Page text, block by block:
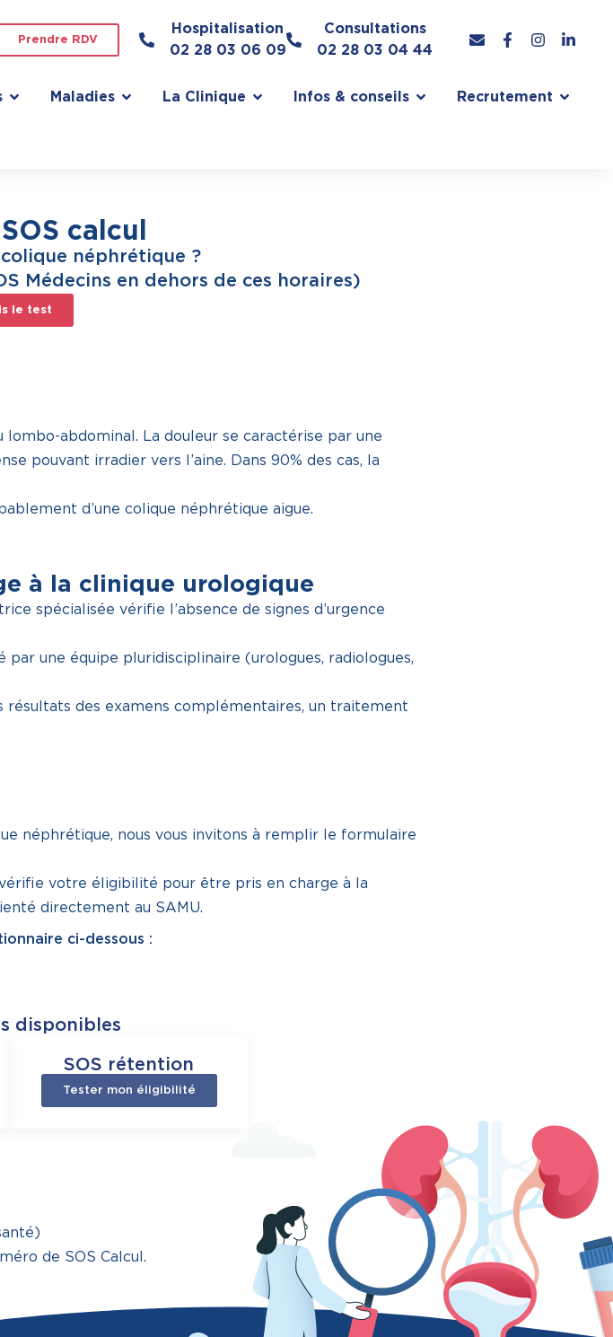
Prendre RDV
Hospitalisation
02 28 03 06 09
Consultations
02 28 03 04 44
Maladies La Clinique Infos & conseils Recrutement
calcul
néphrétique ?
Médecins en dehors de ces horaires)
le test
abdominal. La douleur se caractérise par une
pouvant irradier vers l’aine. Dans 90% des cas, la
d’une colique néphrétique aigue.
à la clinique urologique
spécialisée vérifie l’absence de signes d’urgence
par une équipe pluridisciplinaire (urologues, radiologues,
résultats des examens complémentaires, un traitement
néphrétique, nous vous invitons à remplir le formulaire
votre éligibilité pour être pris en charge à la
directement au SAMU.
ci-dessous :
disponibles
SOS rétention
Tester mon éligibilité
de SOS Calcul.